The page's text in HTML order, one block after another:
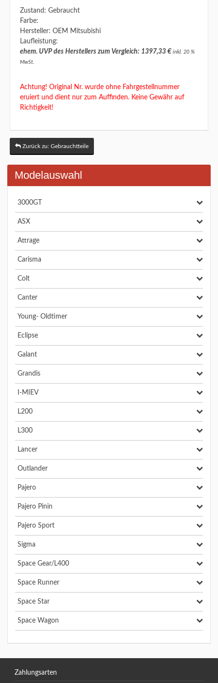
Zustand: Gebraucht
Farbe:
Hersteller: OEM Mitsubishi
Laufleistung:
ehem. UVP des Herstellers zum Vergleich: 1397,33 € inkl. 20 %
MwSt.
Achtung! Original Nr. wurde ohne Fahrgestellnummer
eruiert und dient nur zum Auffinden. Keine Gewähr auf
Richtigkeit!
Zurück zu: Gebrauchtteile
Modelauswahl
3000GT
ASX
Attrage
Carisma
Colt
Canter
Young- Oldtimer
Eclipse
Galant
Grandis
I-MIEV
L200
L300
Lancer
Outlander
Pajero
Pajero Pinin
Pajero Sport
Sigma
Space Gear/L400
Space Runner
Space Star
Space Wagon
Zahlungsarten